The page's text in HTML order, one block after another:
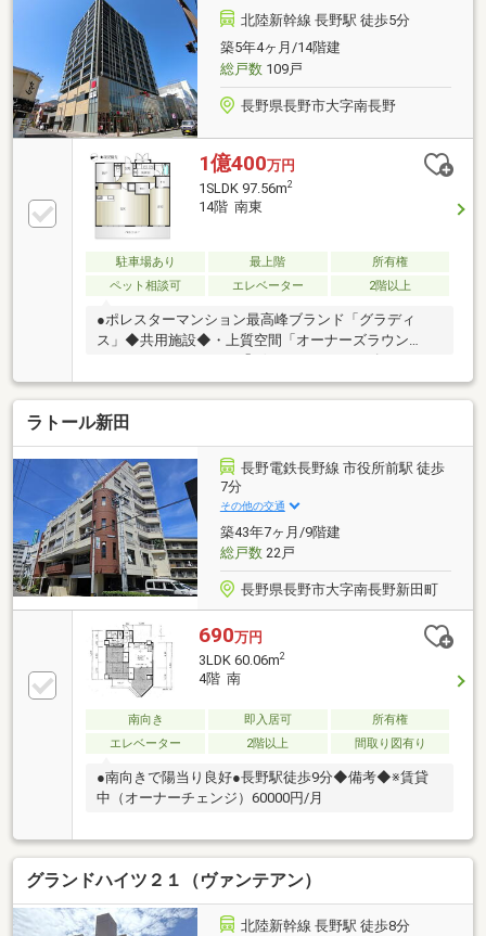
北陸新幹線 長野駅 徒歩5分
築5年4ヶ月/14階建
総戸数109戸
長野県長野市大字南長野
1億400万円
1SLDK 97.56m2
14階 南東
駐車場あり 最上階
所有権
ペット相談可
エレベーター 2階以上
●ポレスターマンション最高峰ブランド「グラディ
ス」◆共用施設◆・上質空間「オーナーズラウン
ジ」・ホテルライクな「ゲストルーム」・ゴルフシミ
ュレーター付き「レクリエーションルーム」◆備考
◆※残置物撤去後の現況有姿売買です。
ラトール新田
長野電鉄長野線 市役所前駅 徒歩
7分
その他の交通
築43年7ヶ月/9階建
総戸数22戸
長野県長野市大字南長野新田町
690万円
3LDK 60.06m2
4階 南
南向き 即入居可
所有権
エレベーター
2階以上 間取り図有り
●南向きで陽当り良好●長野駅徒歩9分◆備考◆※賃貸
中（オーナーチェンジ）60000円/月
グランドハイツ２１（ヴァンテアン）
北陸新幹線 長野駅 徒歩8分